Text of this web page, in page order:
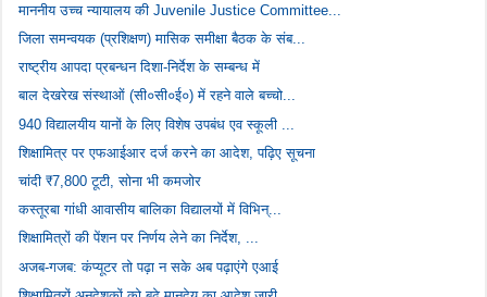
माननीय उच्च न्यायालय की Juvenile Justice Committee...
जिला समन्वयक (प्रशिक्षण) मासिक समीक्षा बैठक के संब...
राष्ट्रीय आपदा प्रबन्धन दिशा-निर्देश के सम्बन्ध में
बाल देखरेख संस्थाओं (सी०सी०ई०) में रहने वाले बच्चो...
940 विद्यालयीय यानों के लिए विशेष उपबंध एव स्कूली ...
शिक्षामित्र पर एफआईआर दर्ज करने का आदेश, पढ़िए सूचना
चांदी ₹7,800 टूटी, सोना भी कमजोर
कस्तूरबा गांधी आवासीय बालिका विद्यालयों में विभिन्...
शिक्षामित्रों की पेंशन पर निर्णय लेने का निर्देश, ...
अजब-गजब: कंप्यूटर तो पढ़ा न सके अब पढ़ाएंगे एआई